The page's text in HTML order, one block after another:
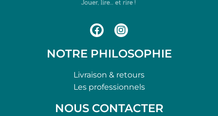
NOTRE PHILOSOPHIE
Livraison & retours
Les professionnels
NOUS CONTACTER